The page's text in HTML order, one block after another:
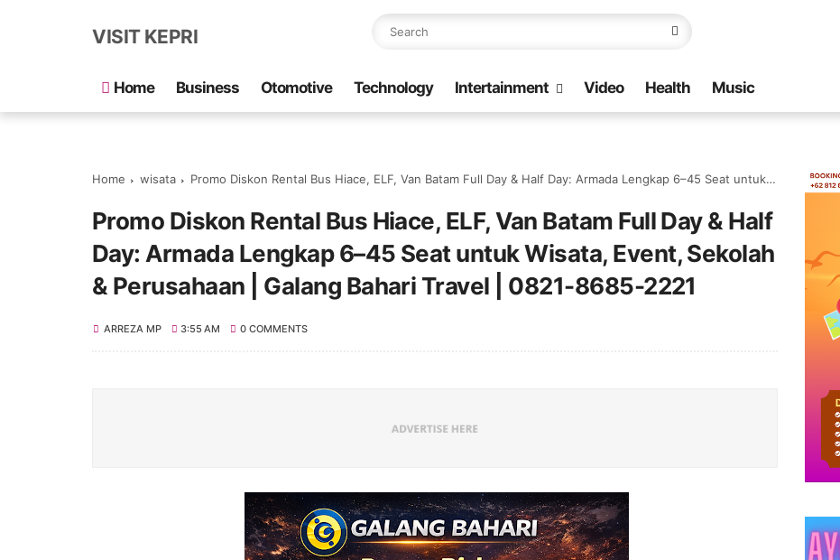
VISIT KEPRI
Home Business Otomotive Technology Intertainment Video Health Music
Home wisata Promo Diskon Rental Bus Hiace, ELF, Van Batam Full Day & Half Day: Armada Lengkap 6–45 Seat untuk Wisata, Event, Sekolah & Perusahaan | Galang Bahari Travel | 0821-8685-2221
Promo Diskon Rental Bus Hiace, ELF, Van Batam Full Day & Half
Day: Armada Lengkap 6–45 Seat untuk Wisata, Event, Sekolah
& Perusahaan | Galang Bahari Travel | 0821-8685-2221
ARREZA MP 3:55 AM 0 COMMENTS